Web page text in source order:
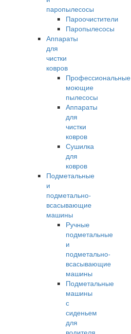
паропылесосы
Пароочистители
Паропылесосы
Аппараты
для
чистки
ковров
Профессиональные
моющие
пылесосы
Аппараты
для
чистки
ковров
Сушилка
для
ковров
Подметальные
и
подметально-
всасывающие
машины
Ручные
подметальные
и
подметально-
всасывающие
машины
Подметальные
машины
с
сиденьем
для